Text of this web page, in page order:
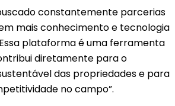
constantemente parcerias
mais conhecimento e tecnologia
plataforma é uma ferramenta
diretamente para o
das propriedades e para
no campo”.